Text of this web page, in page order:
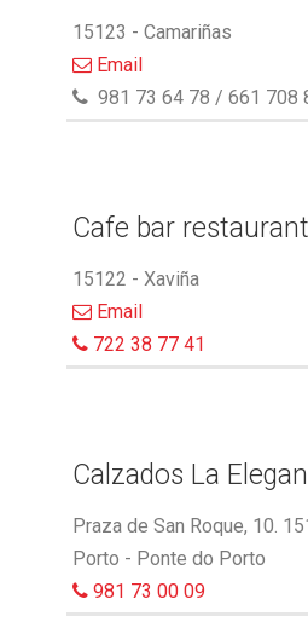
15123 - Camariñas
Email
981 73 64 78 / 661 708
Cafe bar
15122 - Xaviña
Email
722 38 77 41
Calzados La
Praza de San Roque, 10.
Porto - Ponte do Porto
981 73 00 09